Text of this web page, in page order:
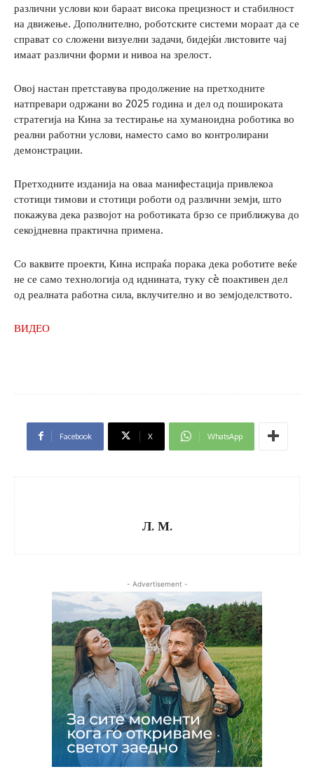
различни услови кои бараат висока прецизност и стабилност
на движење. Дополнително, роботските системи мораат да се
справат со сложени визуелни задачи, бидејќи листовите чај
имаат различни форми и нивоа на зрелост.
Овој настан претставува продолжение на претходните
натпревари одржани во 2025 година и дел од пошироката
стратегија на Кина за тестирање на хуманоидна роботика во
реални работни услови, наместо само во контролирани
демонстрации.
Претходните изданија на оваа манифестација привлекоа
стотици тимови и стотици роботи од различни земји, што
покажува дека развојот на роботиката брзо се приближува до
секојдневна практична примена.
Со ваквите проекти, Кина испраќа порака дека роботите веќе
не се само технологија од иднината, туку сè поактивен дел
од реалната работна сила, вклучително и во земјоделството.
ВИДЕО
Facebook X WhatsApp
Л. М.
- Advertisement -